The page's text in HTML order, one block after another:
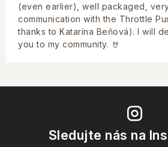
(even earlier), well packaged,
communication with the Throttle
thanks to Katarína Beňová). I will
you to my community. 🤘
Sledujte nás na